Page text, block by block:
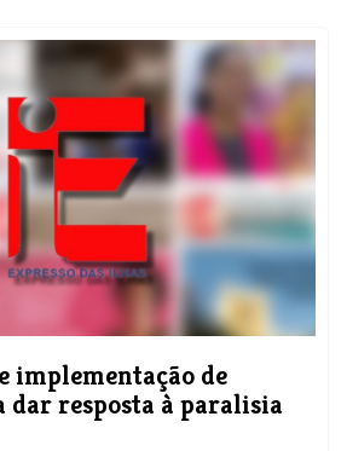
implementação de
dar resposta à paralisia